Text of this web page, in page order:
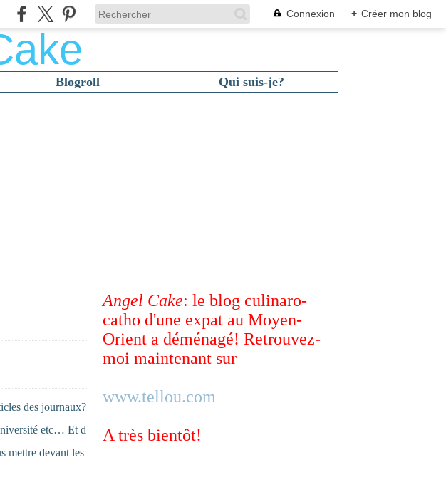
Connexion + Créer mon blog
Blogroll Qui suis-je?
des journaux?
etc… Et d
mettre devant les
Angel Cake: le blog culinaro-
catho d'une expat au Moyen-
Orient a déménagé! Retrouvez-
moi maintenant sur
www.tellou.com
A très bientôt!